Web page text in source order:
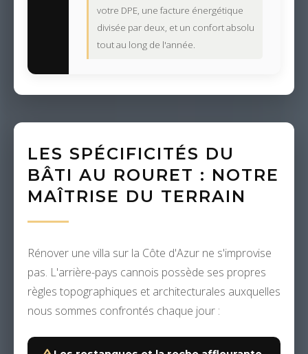
votre DPE, une facture énergétique
divisée par deux, et un confort absolu
tout au long de l'année.
LES SPÉCIFICITÉS DU
BÂTI AU ROURET : NOTRE
MAÎTRISE DU TERRAIN
Rénover une villa sur la Côte d'Azur ne s'improvise
pas. L'arrière-pays cannois possède ses propres
règles topographiques et architecturales auxquelles
nous sommes confrontés chaque jour :